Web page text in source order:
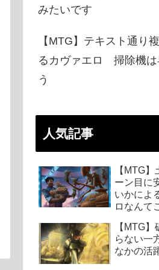
みたいです
【MTG】テキスト通り
るカヴァエロ 掃除機は
う
人気記事
【MTG
ーン目に
いかによ
ロなんて
【MTG
らない一
なかの活